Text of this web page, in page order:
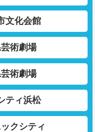
文化会館
術劇場
術劇場
ティ浜松
クシティ